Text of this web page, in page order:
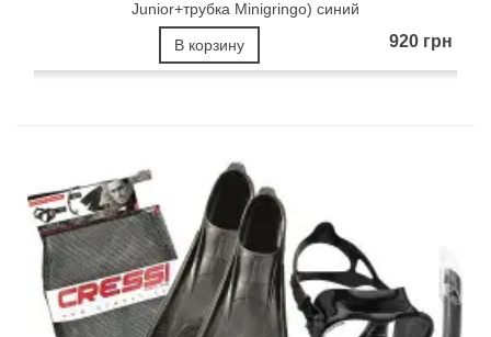
Junior+трубка Minigringo) синий
920 грн
В корзину